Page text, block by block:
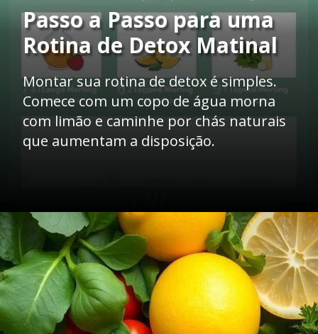
Passo a Passo para uma
Rotina de Detox Matinal
Montar sua rotina de detox é simples.
Comece com um copo de água morna
com limão e caminhe por chás naturais
que aumentam a disposição.
Openinghttps://mentoradaalma.com.br/detox-matinal/